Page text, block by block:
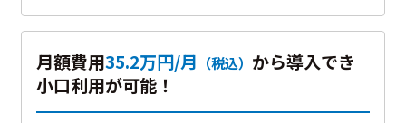
月額費用35.2万円/月 （税込） から導入でき
小口利用が可能！